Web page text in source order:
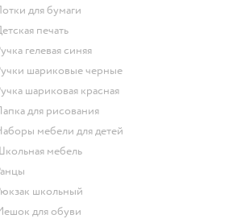
Лотки для бумаги
Детская печать
Ручка гелевая синяя
Ручки шариковые черные
Ручка шариковая красная
Папка для рисования
Наборы мебели для детей
Школьная мебель
Ранцы
Рюкзак школьный
Мешок для обуви